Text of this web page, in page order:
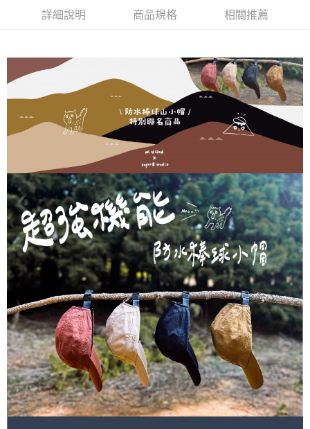
每筆NT$60，滿NT$490(含以上)免運費
每筆NT$60，滿NT$490(含以上)免運費
每筆NT$60，滿NT$490(含以上)免運費
宅配
每筆NT$80，滿NT$490(含以上)免運費
離島宅配
每筆NT$80，滿NT$490(含以上)免運費
付款後門市自取
免運費
詳細說明 商品規格 相關推薦